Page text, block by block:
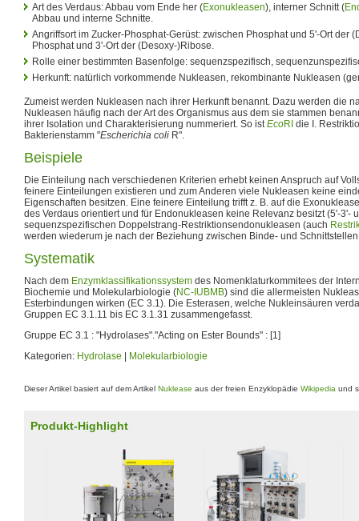
Art des Verdaus: Abbau vom Ende her (Exonukleasen), interner Schnitt (
Abbau und interne Schnitte.
Angriffsort im Zucker-Phosphat-Gerüst: zwischen Phosphat und 5'-Ort der
Phosphat und 3'-Ort der (Desoxy-)Ribose.
Rolle einer bestimmten Basenfolge: sequenzspezifisch,
Herkunft: natürlich vorkommende Nukleasen, rekombinante Nukleasen
Zumeist werden Nukleasen nach ihrer Herkunft benannt. Dazu werden die
Nukleasen häufig nach der Art des Organismus aus dem sie stammen
ihrer Isolation und Charakterisierung nummeriert. So istEcoRI die I.
Bakterienstamm "Escherichia coli R".
Beispiele
Die Einteilung nach verschiedenen Kriterien erhebt keinen Anspruch auf
feinere Einteilungen existieren und zum Anderen viele Nukleasen keine
Eigenschaften besitzen. Eine feinere Einteilung trifft z. B. auf die
des Verdaus orientiert und für Endonukleasen keine Relevanz besitzt (5'-3'-
sequenzspezifischen Doppelstrang-Restriktionsendonukleasen (auch
werden wiederum je nach der Beziehung zwischen Binde- und
Systematik
Nach dem Enzymklassifikationssystem des Nomenklaturkommitees der
Biochemie und Molekularbiologie (NC-IUBMB) sind die allermeisten
Esterbindungen wirken (EC 3.1). Die Esterasen, welche Nukleinsäuren
Gruppen EC 3.1.11 bis EC 3.1.31 zusammengefasst.
Gruppe EC 3.1 : "Hydrolases"."Acting on Ester Bounds" : [1]
Kategorien: Hydrolase Molekularbiologie
Dieser Artikel basiert auf dem Artikel Nuklease aus der freien Enzyklopädie Wikipedia und
Produkt-Highlight